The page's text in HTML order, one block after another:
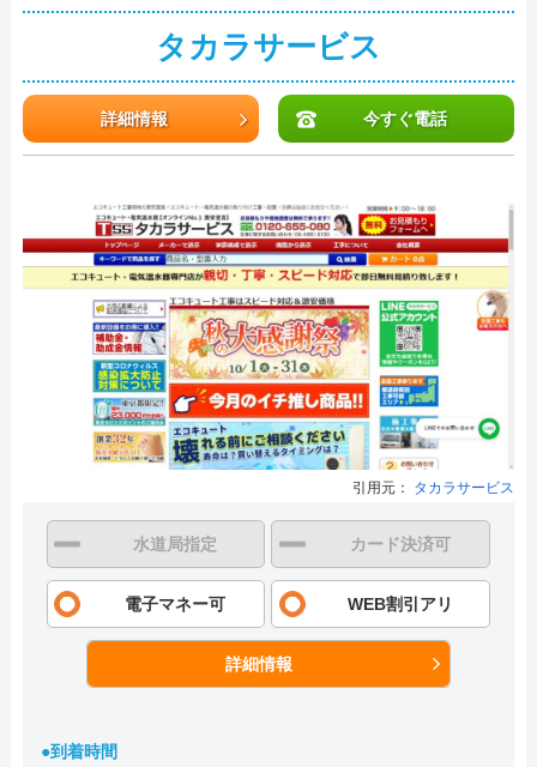
タカラサービス
詳細情報 今すぐ電話
引用元： タカラサービス
水道局指定 カード決済可
電子マネー可 WEB割引アリ
詳細情報
●到着時間